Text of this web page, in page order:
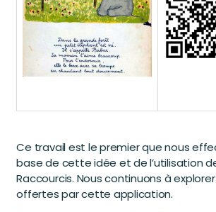
Ce travail est le premier que nous
base de cette idée et de l’utilisation
Raccourcis. Nous continuons à
offertes par cette application.